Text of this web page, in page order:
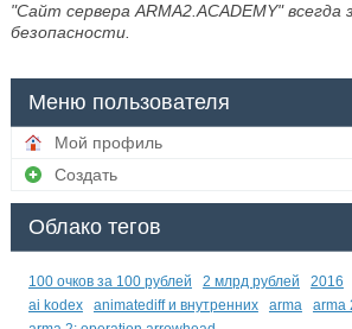
"Сайт сервера ARMA2.ACADEMY"
безопасности.
Меню пользователя
Мой профиль
Создать
Облако тегов
100 очков за 100 рублей 2 млрд рублей 2016
ai kodex
animatediff и внутренних arma
arma